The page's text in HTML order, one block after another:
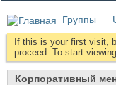
Группы
If this is your first visit,
proceed. To start
Корпоративный